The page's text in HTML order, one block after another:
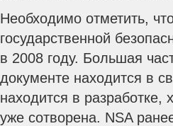
Необходимо отметить,
государственной
в 2008 году. Большая
документе находится в
находится в разработке,
уже сотворена. NSA